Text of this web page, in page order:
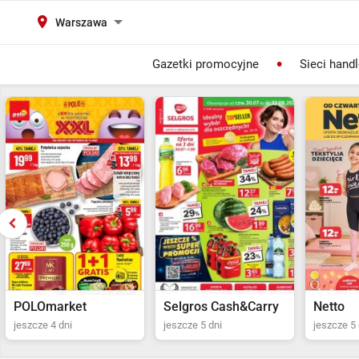
Warszawa
Gazetki promocyjne Sieci
Selgros Cash&Carry
jeszcze 5 dni
Netto
jeszcze 5 dni jeszcze 4